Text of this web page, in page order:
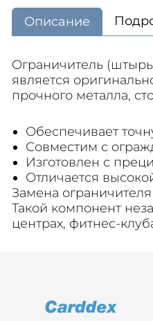
Описание
Ограничитель
является
прочного металла,
Обеспечивает
Совместим с
Изготовлен с
Отличается
Замена
Такой компонент
центрах, фитнес-